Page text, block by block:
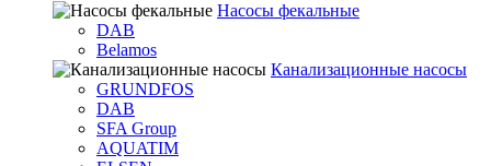
Насосы фекальные
DAB
Belamos
Канализационные насосы
GRUNDFOS
DAB
SFA Group
AQUATIM